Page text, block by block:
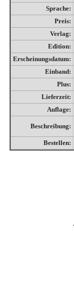
Sprache:
Preis:
Verlag:
Edition:
Erscheinungsdatum:
Einband:
Plus:
Lieferzeit:
Auflage:
Beschreibung:
Bestellen: